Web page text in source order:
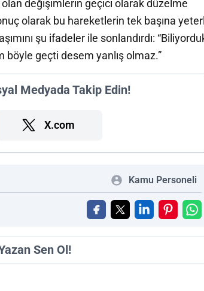
olan değişimlerin geçici olarak düzelme
olarak bu hareketlerin tek başına
şu ifadeler ile sonlandırdı:
böyle geçti desem yanlış olmaz.”
Medyada Takip Edin!
X.com
Kamu Personeli
Sen Ol!